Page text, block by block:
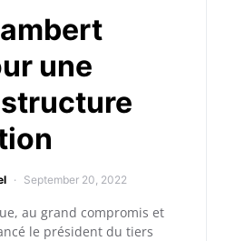
une
September 20, 2022
au grand compromis et
le président du tiers